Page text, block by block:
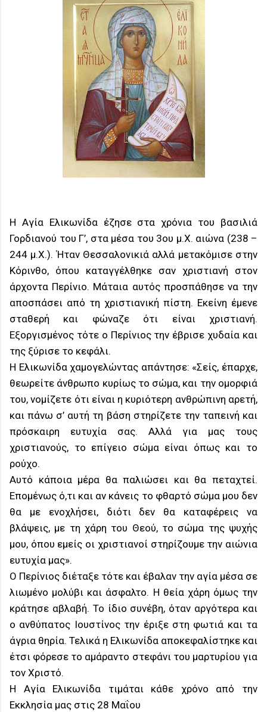
Η Αγία Ελικωνίδα έζησε στα χρόνια του βασιλιά
Γορδιανού του Γ’, στα μέσα του 3ου μ.Χ. αιώνα (238 –
244 μ.Χ.). Ήταν Θεσσαλονικιά αλλά μετακόμισε στην
Κόρινθο, όπου καταγγέλθηκε σαν χριστιανή στον
άρχοντα Περίνιο. Μάταια αυτός προσπάθησε να την
αποσπάσει από τη χριστιανική πίστη. Εκείνη έμενε
σταθερή και φώναζε ότι είναι χριστιανή.
Εξοργισμένος τότε ο Περίνιος την έβρισε χυδαία και
της ξύρισε το κεφάλι.
Η Ελικωνίδα χαμογελώντας απάντησε: «Σείς, έπαρχε,
θεωρείτε άνθρωπο κυρίως το σώμα, και την ομορφιά
του, νομίζετε ότι είναι η κυριότερη ανθρώπινη αρετή,
και πάνω σ’ αυτή τη βάση στηρίζετε την ταπεινή και
πρόσκαιρη ευτυχία σας. Αλλά για μας τους
χριστιανούς, το επίγειο σώμα είναι όπως και το
ρούχο.
Αυτό κάποια μέρα θα παλιώσει και θα πεταχτεί.
Επομένως ό,τι και αν κάνεις το φθαρτό σώμα μου δεν
θα με ενοχλήσει, διότι δεν θα καταφέρεις να
βλάψεις, με τη χάρη του Θεού, το σώμα της ψυχής
μου, όπου εμείς οι χριστιανοί στηρίζουμε την αιώνια
ευτυχία μας».
Ο Περίνιος διέταξε τότε και έβαλαν την αγία μέσα σε
λιωμένο μολύβι και άσφαλτο. Η θεία χάρη όμως την
κράτησε αβλαβή. Το ίδιο συνέβη, όταν αργότερα και
ο ανθύπατος Ιουστίνος την έριξε στη φωτιά και τα
άγρια θηρία. Τελικά η Ελικωνίδα αποκεφαλίστηκε και
έτσι φόρεσε το αμάραντο στεφάνι του μαρτυρίου για
τον Χριστό.
Η Αγία Ελικωνίδα τιμάται κάθε χρόνο από την
Εκκλησία μας στις 28 Μαΐου